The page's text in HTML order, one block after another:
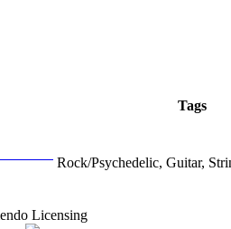
Tags
Rock/Psychedelic, Guitar,
Licensing